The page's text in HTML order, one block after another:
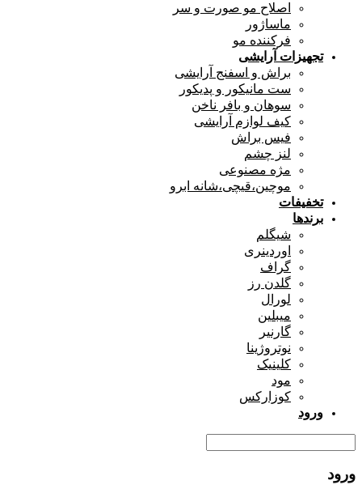
اصلاح مو صورت و سر
ماساژور
فرکننده مو
تجهیزات آرایشی
براش و اسفنج آرایشی
ست مانیکور و پدیکور
سوهان و بافر ناخن
کیف لوازم آرایشی
فیس براش
لنز چشم
مژه مصنوعی
موچین،قیچی،شانه ابرو
تخفیفات
برندها
شیگلم
اوردینری
گراف
گلدن رز
لورال
میبلین
گارنیر
نوتروژینا
کلینیک
مود
کوزارکس
ورود
ورود